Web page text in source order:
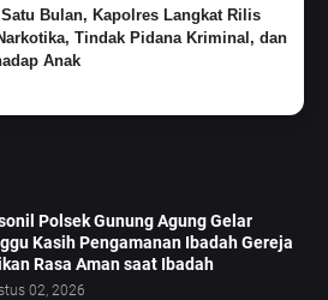
Bulan, Kapolres Langkat Rilis
Tindak Pidana Kriminal, dan
Anak
Polsek Gunung Agung Gelar
Kasih Pengamanan Ibadah Gereja
Rasa Aman saat Ibadah
02, 2026